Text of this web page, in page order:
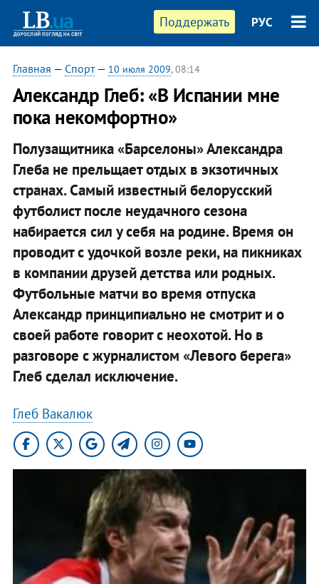
Поддержать РУС
Главная — Спорт— 10 июля 2009, 08:14
Александр Глеб: «В Испании мне
пока некомфортно»
Полузащитника «Барселоны» Александра
Глеба не прельщает отдых в экзотичных
странах. Самый известный белорусский
футболист после неудачного сезона
набирается сил у себя на родине. Время он
проводит с удочкой возле реки, на пикниках
в компании друзей детства или родных.
Футбольные матчи во время отпуска
Александр принципиально не смотрит и о
своей работе говорит с неохотой. Но в
разговоре с журналистом «Левого берега»
Глеб сделал исключение.
Глеб Вакалюк